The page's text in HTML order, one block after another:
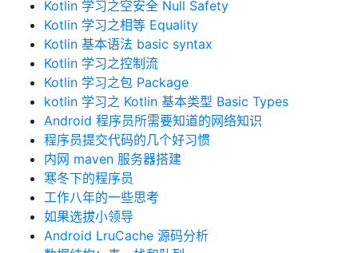
Kotlin 学习之空安全 Null Safety
Kotlin 学习之相等 Equality
Kotlin 基本语法 basic syntax
Kotlin 学习之控制流
Kotlin 学习之包 Package
kotlin 学习之 Kotlin 基本类型 Basic Types
Android 程序员所需要知道的网络知识
程序员提交代码的几个好习惯
内网 maven 服务器搭建
寒冬下的程序员
工作八年的一些思考
如果选拔小领导
Android LruCache 源码分析